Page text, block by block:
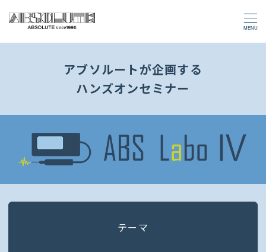
MENU
アブソルートが企画する
ハンズオンセミナー
テーマ